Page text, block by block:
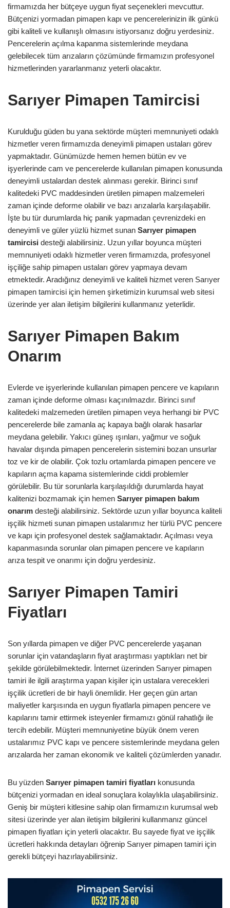
firmamızda her bütçeye uygun fiyat seçenekleri mevcuttur.
Bütçenizi yormadan pimapen kapı ve pencerelerinizin ilk günkü
gibi kaliteli ve kullanışlı olmasını istiyorsanız doğru yerdesiniz.
Pencerelerin açılma kapanma sistemlerinde meydana
gelebilecek tüm arızaların çözümünde firmamızın profesyonel
hizmetlerinden yararlanmanız yeterli olacaktır.
Sarıyer Pimapen Tamircisi
Kurulduğu güden bu yana sektörde müşteri memnuniyeti odaklı
hizmetler veren firmamızda deneyimli pimapen ustaları görev
yapmaktadır. Günümüzde hemen hemen bütün ev ve
işyerlerinde cam ve pencerelerde kullanılan pimapen konusunda
deneyimli ustalardan destek alınması gerekir. Birinci sınıf
kalitedeki PVC maddesinden üretilen pimapen malzemeleri
zaman içinde deforme olabilir ve bazı arızalarla karşılaşabilir.
İşte bu tür durumlarda hiç panik yapmadan çevrenizdeki en
deneyimli ve güler yüzlü hizmet sunan Sarıyer pimapen
tamircisi desteği alabilirsiniz. Uzun yıllar boyunca müşteri
memnuniyeti odaklı hizmetler veren firmamızda, profesyonel
işçiliğe sahip pimapen ustaları görev yapmaya devam
etmektedir. Aradığınız deneyimli ve kaliteli hizmet veren Sarıyer
pimapen tamircisi için hemen şirketimizin kurumsal web sitesi
üzerinde yer alan iletişim bilgilerini kullanmanız yeterlidir.
Sarıyer Pimapen Bakım
Onarım
Evlerde ve işyerlerinde kullanılan pimapen pencere ve kapıların
zaman içinde deforme olması kaçınılmazdır. Birinci sınıf
kalitedeki malzemeden üretilen pimapen veya herhangi bir PVC
pencerelerde bile zamanla aç kapaya bağlı olarak hasarlar
meydana gelebilir. Yakıcı güneş ışınları, yağmur ve soğuk
havalar dışında pimapen pencerelerin sistemini bozan unsurlar
toz ve kir de olabilir. Çok tozlu ortamlarda pimapen pencere ve
kapıların açma kapama sistemlerinde ciddi problemler
görülebilir. Bu tür sorunlarla karşılaşıldığı durumlarda hayat
kalitenizi bozmamak için hemen Sarıyer pimapen bakım
onarım desteği alabilirsiniz. Sektörde uzun yıllar boyunca kaliteli
işçilik hizmeti sunan pimapen ustalarımız her türlü PVC pencere
ve kapı için profesyonel destek sağlamaktadır. Açılması veya
kapanmasında sorunlar olan pimapen pencere ve kapıların
arıza tespit ve onarımı için doğru yerdesiniz.
Sarıyer Pimapen Tamiri
Fiyatları
Son yıllarda pimapen ve diğer PVC pencerelerde yaşanan
sorunlar için vatandaşların fiyat araştırması yaptıkları net bir
şekilde görülebilmektedir. İnternet üzerinden Sarıyer pimapen
tamiri ile ilgili araştırma yapan kişiler için ustalara verecekleri
işçilik ücretleri de bir hayli önemlidir. Her geçen gün artan
maliyetler karşısında en uygun fiyatlarla pimapen pencere ve
kapılarını tamir ettirmek isteyenler firmamızı gönül rahatlığı ile
tercih edebilir. Müşteri memnuniyetine büyük önem veren
ustalarımız PVC kapı ve pencere sistemlerinde meydana gelen
arızalarda her zaman ekonomik ve kaliteli çözümlerden yanadır.
Bu yüzden Sarıyer pimapen tamiri fiyatları konusunda
bütçenizi yormadan en ideal sonuçlara kolaylıkla ulaşabilirsiniz.
Geniş bir müşteri kitlesine sahip olan firmamızın kurumsal web
sitesi üzerinde yer alan iletişim bilgilerini kullanmanız güncel
pimapen fiyatları için yeterli olacaktır. Bu sayede fiyat ve işçilik
ücretleri hakkında detayları öğrenip Sarıyer pimapen tamiri için
gerekli bütçeyi hazırlayabilirsiniz.